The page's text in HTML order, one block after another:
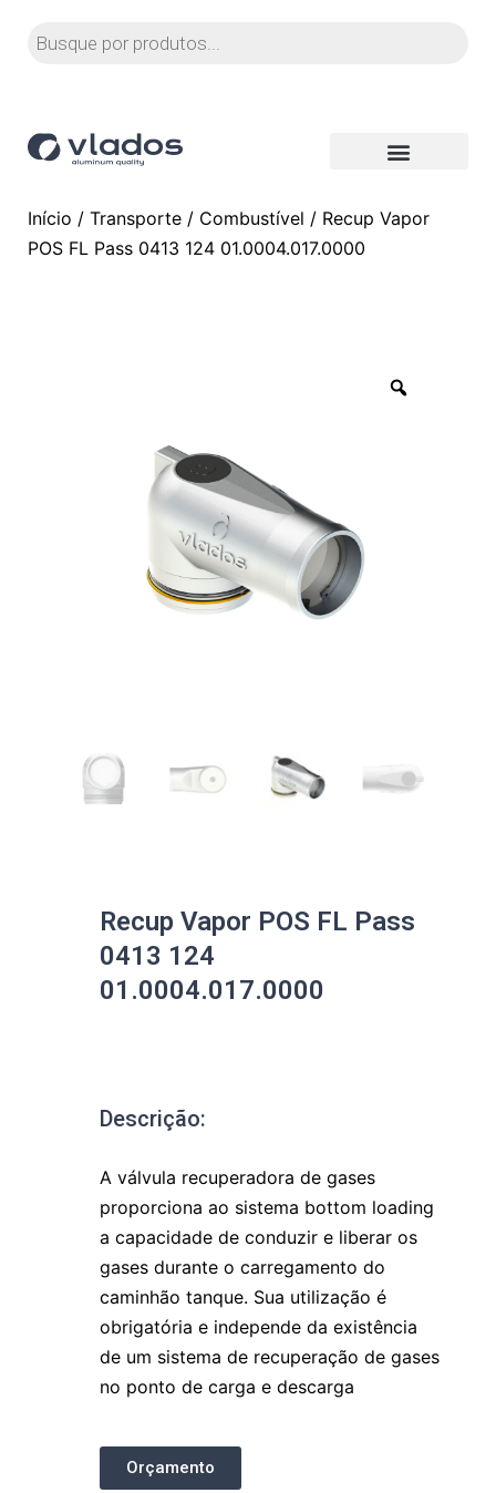
Início / Transporte / Combustível / Recup Vapor
POS FL Pass 0413 124 01.0004.017.0000
Recup Vapor POS FL Pass
0413 124
01.0004.017.0000
Descrição:
A válvula recuperadora de gases
proporciona ao sistema bottom loading
a capacidade de conduzir e liberar os
gases durante o carregamento do
caminhão tanque. Sua utilização é
obrigatória e independe da existência
de um sistema de recuperação de gases
no ponto de carga e descarga
Orçamento